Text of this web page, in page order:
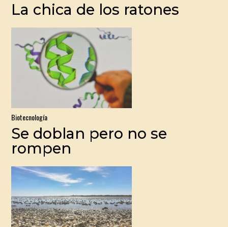
La chica de los ratones
Biotecnología
Se doblan pero no se
rompen